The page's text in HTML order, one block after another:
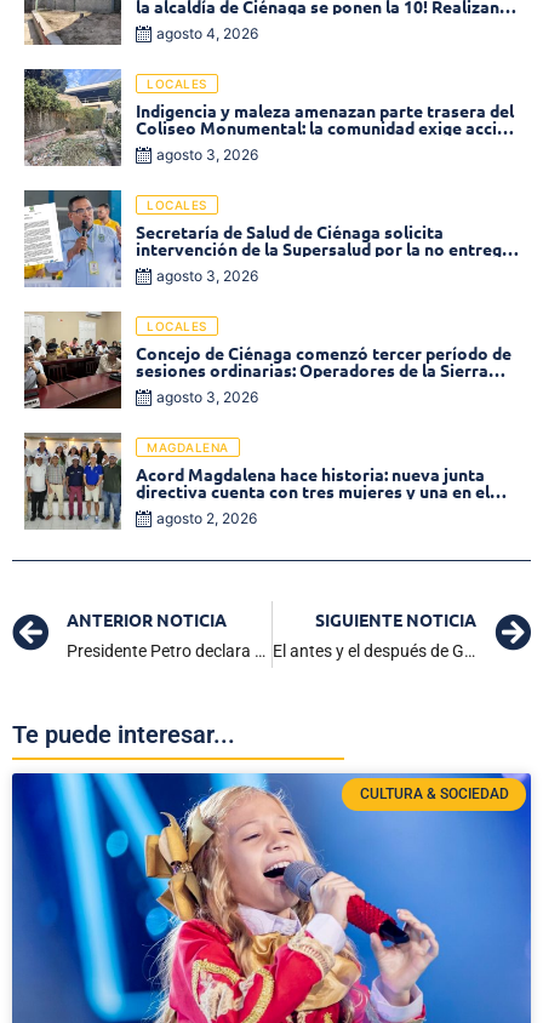
la alcaldía de Ciénaga se ponen la 10! Realizan
limpieza de la parte posterior del Coliseo
Monumental
agosto 4, 2026
LOCALES
Indigencia y maleza amenazan parte trasera del
Coliseo Monumental: la comunidad exige acción
inmediata!
agosto 3, 2026
LOCALES
Secretaría de Salud de Ciénaga solicita
intervención de la Supersalud por la no entrega
de medicamentos en las EPS
agosto 3, 2026
LOCALES
Concejo de Ciénaga comenzó tercer período de
sesiones ordinarias: Operadores de la Sierra
tema central de la plenaria
agosto 3, 2026
MAGDALENA
Acord Magdalena hace historia: nueva junta
directiva cuenta con tres mujeres y una en el
Órgano de Control
agosto 2, 2026
ANTERIOR NOTICIA
Presidente Petro declara día cívico
SIGUIENTE NOTICIA
El antes y el después de Guillermo Buitrago
Te puede interesar...
CULTURA & SOCIEDAD